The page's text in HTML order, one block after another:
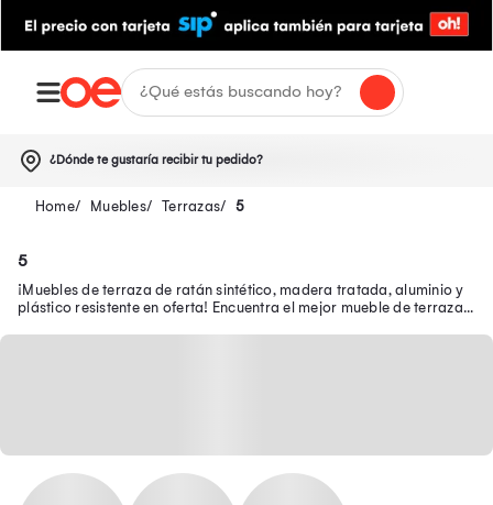
¿Dónde te gustaría recibir tu pedido?
Muebles Terrazas 5
5
¡Muebles de terraza de ratán sintético, madera tratada, aluminio y
plástico resistente en oferta! Encuentra el mejor mueble de terraza